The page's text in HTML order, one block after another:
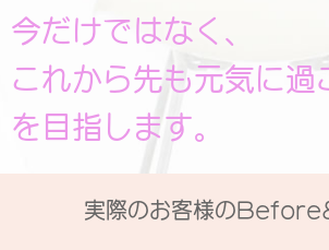
今だけではなく、
これから先も元気に過
を目指します。
実際のお客様の